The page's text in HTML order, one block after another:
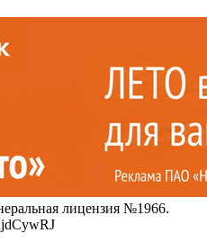
лицензия №1966.